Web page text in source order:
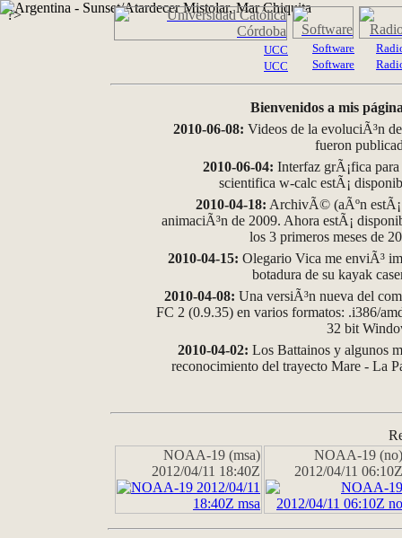
?>
UCC
UCC
Software
Software
Bienvenidos a mis
2010-06-08: Videos de la evoluciÃ³n
fueron
2010-06-04: Interfaz grÃ¡fica
scientifica w-calc estÃ¡
2010-04-18: ArchivÃ© (aÃºn
animaciÃ³n de 2009. Ahora estÃ¡
los 3 primeros meses de
2010-04-15: Olegario Vica me enviÃ³
botadura de su kayak
2010-04-08: Una versiÃ³n nueva del
FC 2 (0.9.35) en varios formatos: .i386/
32 bit
2010-04-02: Los Battainos y algunos
reconocimiento del trayecto Mare - La
NOAA-19 (msa)
2012/04/11 18:40Z
NOAA-19 (no)
2012/04/11 06:10Z